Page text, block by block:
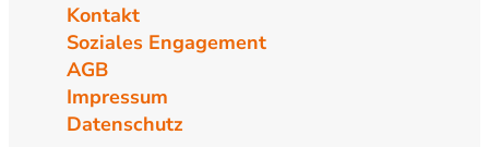
Kontakt
Soziales Engagement
AGB
Impressum
Datenschutz